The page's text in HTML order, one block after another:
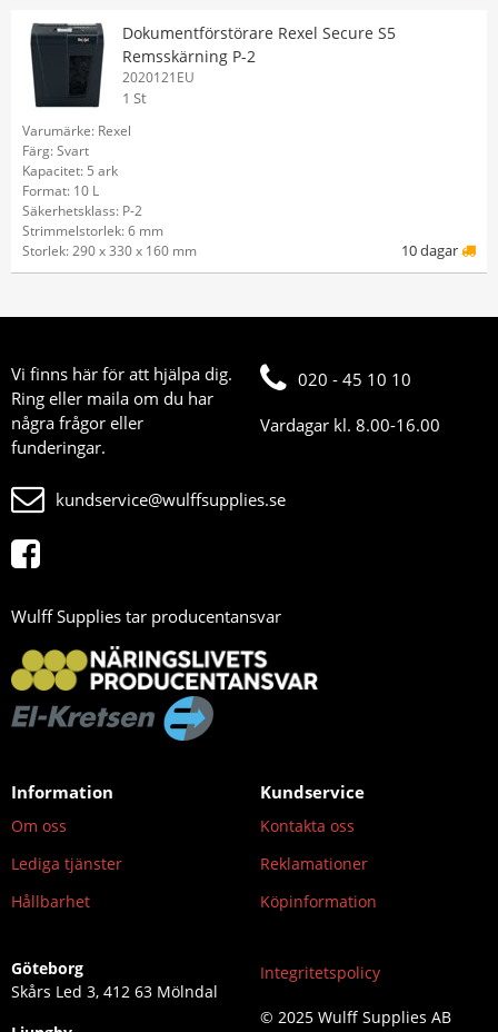
Dokumentförstörare Rexel Secure S5
Remsskärning P-2
2020121EU
1 St
Varumärke: Rexel
Färg: Svart
Kapacitet: 5 ark
Format: 10 L
Säkerhetsklass: P-2
Strimmelstorlek: 6 mm
Storlek: 290 x 330 x 160 mm
10 dagar
Vi finns här för att hjälpa dig.
Ring eller maila om du har
några frågor eller
funderingar.
020 - 45 10 10
Vardagar kl. 8.00-16.00
kundservice@wulffsupplies.se
Wulff Supplies tar producentansvar
Information
Om oss
Lediga tjänster
Hållbarhet
Kundservice
Kontakta oss
Reklamationer
Köpinformation
Göteborg
Skårs Led 3, 412 63 Mölndal
Integritetspolicy
© 2025 Wulff Supplies AB